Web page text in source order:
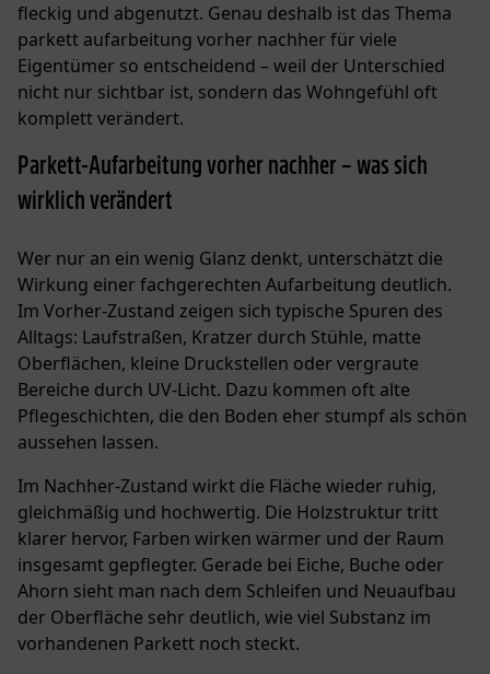
fleckig und abgenutzt. Genau deshalb ist das Thema
parkett aufarbeitung vorher nachher für viele
Eigentümer so entscheidend – weil der Unterschied
nicht nur sichtbar ist, sondern das Wohngefühl oft
komplett verändert.
Parkett-Aufarbeitung vorher nachher – was sich
wirklich verändert
Wer nur an ein wenig Glanz denkt, unterschätzt die
Wirkung einer fachgerechten Aufarbeitung deutlich.
Im Vorher-Zustand zeigen sich typische Spuren des
Alltags: Laufstraßen, Kratzer durch Stühle, matte
Oberflächen, kleine Druckstellen oder vergraute
Bereiche durch UV-Licht. Dazu kommen oft alte
Pflegeschichten, die den Boden eher stumpf als schön
aussehen lassen.
Im Nachher-Zustand wirkt die Fläche wieder ruhig,
gleichmäßig und hochwertig. Die Holzstruktur tritt
klarer hervor, Farben wirken wärmer und der Raum
insgesamt gepflegter. Gerade bei Eiche, Buche oder
Ahorn sieht man nach dem Schleifen und Neuaufbau
der Oberfläche sehr deutlich, wie viel Substanz im
vorhandenen Parkett noch steckt.